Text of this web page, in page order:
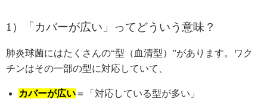
1）「カバーが広い」ってどういう意味？
肺炎球菌にはたくさんの“型（血清型）”があります。ワク
チンはその一部の型に対応していて、
カバーが広い＝「対応している型が多い」